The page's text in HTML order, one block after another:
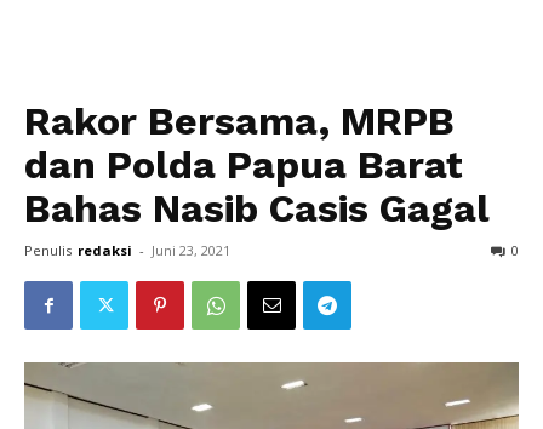
Rakor Bersama, MRPB
dan Polda Papua Barat
Bahas Nasib Casis Gagal
Penulis redaksi - Juni 23, 2021 0